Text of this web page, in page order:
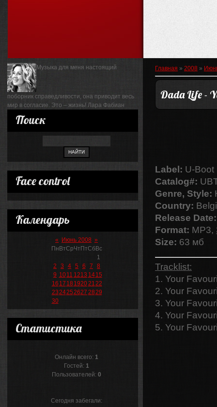
Музыка для меня настоящий
поборник справедливости, она приводит весь
мир в согласие. Это – жизнь! Лара Фабиан
Поиск
Face control
Календарь
« Июнь 2008 »
Пн ВтСрЧт ПтСбВс
1
2
3 4 5 6 7
8
9 1011 1213 1415
16 17 18 19202122
2324252627 2829
30
Статистика
Онлайн всего: 1
Гостей: 1
Пользователей: 0
Сегодня забегали:
Главная » 2008 »
Dada Life -
Label: U-Boot
Catalog#:
Genre, Style:
Country:
Release Date:
Format: MP3,
Size: 63 мб
Tracklist:
1. Your
2. Your
3. Your
4. Your
5. Your